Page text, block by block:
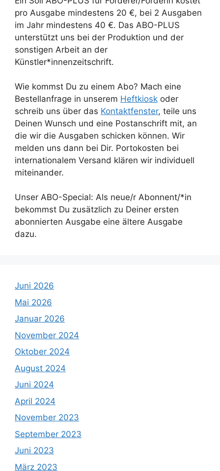
pro Ausgabe mindestens 20 €, bei 2 Ausgaben
im Jahr mindestens 40 €. Das ABO-PLUS
unterstützt uns bei der Produktion und der
sonstigen Arbeit an der
Künstler*innenzeitschrift.
Wie kommst Du zu einem Abo? Mach eine
Bestellanfrage in unserem Heftkiosk oder
schreib uns über das Kontaktfenster, teile uns
Deinen Wunsch und eine Postanschrift mit, an
die wir die Ausgaben schicken können. Wir
melden uns dann bei Dir. Portokosten bei
internationalem Versand klären wir individuell
miteinander.
Unser ABO-Special: Als neue/r Abonnent/*in
bekommst Du zusätzlich zu Deiner ersten
abonnierten Ausgabe eine ältere Ausgabe
dazu.
Juni 2026
Mai 2026
Januar 2026
November 2024
Oktober 2024
August 2024
Juni 2024
April 2024
November 2023
September 2023
Juni 2023
März 2023